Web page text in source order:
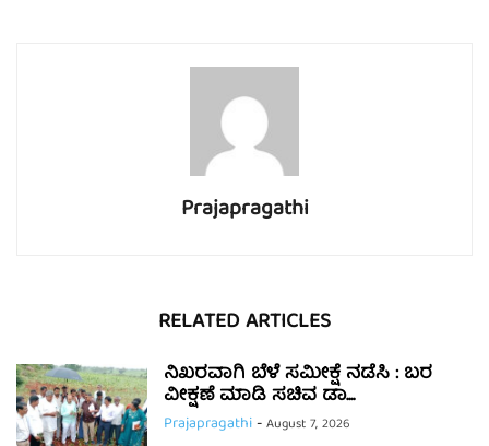
Prajapragathi
RELATED ARTICLES
ನಿಖರವಾಗಿ ಬೆಳೆ ಸಮೀಕ್ಷೆ ನಡೆಸಿ : ಬರ
ವೀಕ್ಷಣೆ ಮಾಡಿ ಸಚಿವ ಡಾ....
Prajapragathi-August 7, 2026